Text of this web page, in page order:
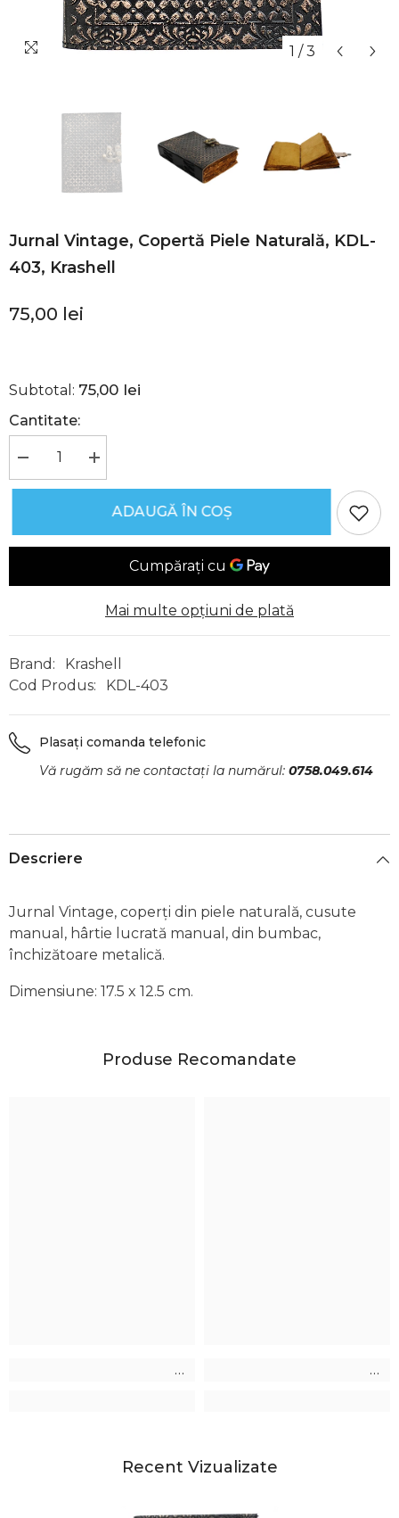
1 / 3
Jurnal Vintage, Copertă Piele Naturală, KDL-
403, Krashell
75,00 lei
Subtotal: 75,00 lei
Cantitate:
Reduceți
cantitatea
pentru
Piele
403,
Creșteți
cantitatea
pentru
Jurnal
Vintage,
Piele
Naturală,
403,
ADAUGĂ ÎN COȘ
Mai multe opțiuni de plată
Brand:
Krashell
Cod Produs:
KDL-403
Plasați comanda telefonic
Vă rugăm să ne contactați la numărul: 0758.049.614
Descriere
Jurnal Vintage, coperți din piele naturală, cusute
manual, hârtie lucrată manual, din bumbac,
închizătoare metalică.
Dimensiune: 17.5 x 12.5 cm.
Produse Recomandate
Recent Vizualizate